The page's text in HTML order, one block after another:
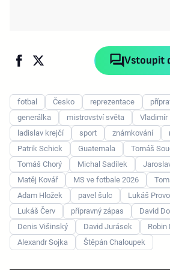
Vstoupit
fotbal Česko reprezentace
generálka
mistrovství světa
Vladimír
ladislav krejčí
sport známkování
Patrik Schick
Guatemala Tomáš
Tomáš Chorý
Michal Sadílek
Matěj Kovář
MS ve fotbale 2026
Adam Hložek
pavel šulc Lukáš
Lukáš Červ
přípravný zápas
David
Denis Višinský
David Jurásek
Robin
Alexandr Sojka
Štěpán Chaloupek